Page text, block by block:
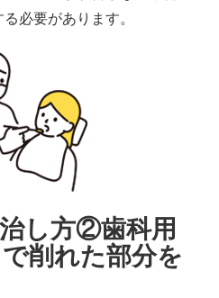
必要があります。
し方②歯科用
削れた部分を